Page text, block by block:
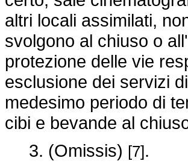
altri locali assimilati,
svolgono al chiuso o
protezione delle vie
esclusione dei servizi
medesimo periodo di
cibi e bevande al
3. (Omissis) [7].